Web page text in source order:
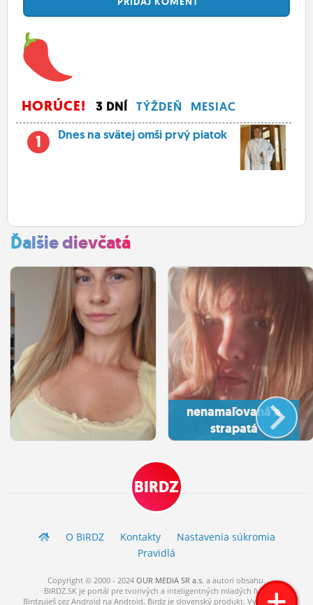
HORÚCE! 3 DNÍ TÝŽDEŇ MESIAC
1 Dnes na svätej omši prvý piatok
Ďalšie dievčatá
nenamaľovaná a
strapatá
BIRDZ
O BIRDZ Kontakty
Nastavenia súkromia
Pravidlá
Copyright © 2000 - 2024 OUR MEDIA SR a.s. a autori obsahu.
BIRDZ.SK je portál pre tvorivých a inteligentných mladých ľudí.
Birdzuješ cez Android na Android. Birdz je slovenský produkt. Vytvorené s